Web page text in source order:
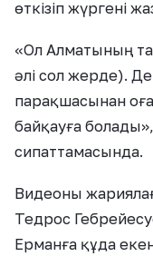
өткізіп жүргені
«Ол Алматының
әлі сол жерде).
парақшасынан
байқауға
сипаттамасында.
Видеоны
Тедрос
Ерманға құда